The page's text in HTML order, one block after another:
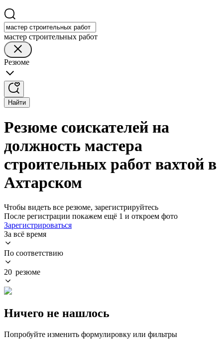
мастер строительных работ
Резюме
Найти
Резюме соискателей на
должность мастера
строительных работ вахтой в
Ахтарском
Чтобы видеть все резюме, зарегистрируйтесь
После регистрации покажем ещё 1 и откроем фото
Зарегистрироваться
За всё время
По соответствию
20 резюме
Ничего не нашлось
Попробуйте изменить формулировку или фильтры